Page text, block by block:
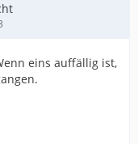
eins auffällig ist,